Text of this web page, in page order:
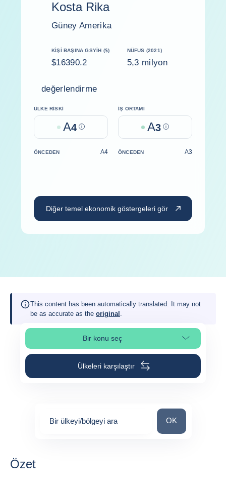
Kosta Rika
Güney Amerika
KIŞI BAŞINA GSYİH ($)
$16390.2
NÜFUS (2021)
5,3 milyon
değerlendirme
ÜLKE RISKI
A4 Help
İŞ ORTAMI
A3 Help
ÖNCEDEN A4 ÖNCEDEN A3
Diğer temel ekonomik göstergeleri gör
This content has been automatically translated. It may not
be as accurate as the original .
Bir konu seçSayfa bölümünü seç
Ülkeleri karşılaştır
Bir ülkeyi/bölgeyi ara Bir ülkeyi/bölgeyi
OK
Özet